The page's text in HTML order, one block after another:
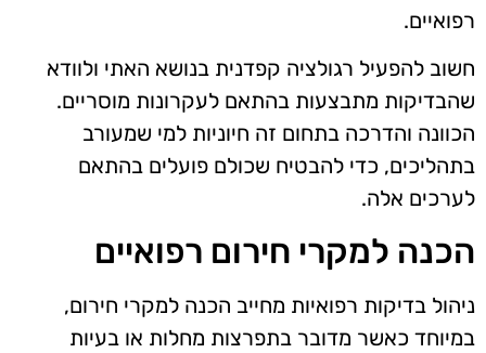
רפואיים.
חשוב להפעיל רגולציה קפדנית בנושא האתי ולוודא
שהבדיקות מתבצעות בהתאם לעקרונות מוסריים.
הכוונה והדרכה בתחום זה חיוניות למי שמעורב
בתהליכים, כדי להבטיח שכולם פועלים בהתאם
לערכים אלה.
הכנה למקרי חירום רפואיים
ניהול בדיקות רפואיות מחייב הכנה למקרי חירום,
במיוחד כאשר מדובר בתפרצות מחלות או בעיות